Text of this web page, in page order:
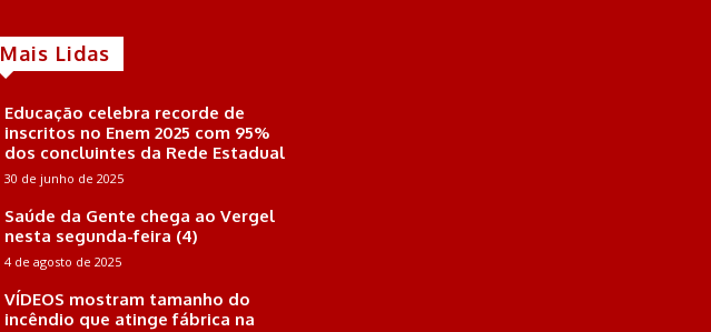
Mais Lidas
Educação celebra recorde de
inscritos no Enem 2025 com 95%
dos concluintes da Rede Estadual
30 de junho de 2025
Saúde da Gente chega ao Vergel
nesta segunda-feira (4)
4 de agosto de 2025
VÍDEOS mostram tamanho do
incêndio que atinge fábrica na